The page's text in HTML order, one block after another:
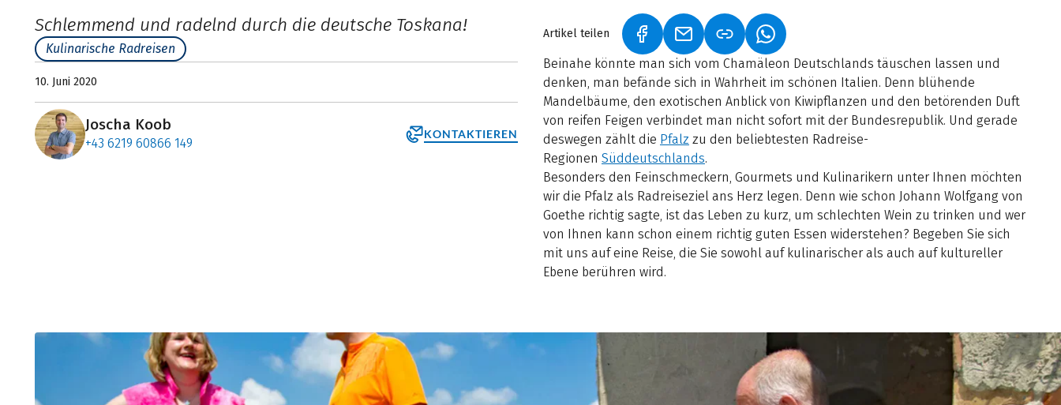
Schlemmend und radelnd durch die deutsche Toskana!
Kulinarische Radreisen
10. Juni 2020
Joscha Koob
+43 6219 60866 149
KONTAKTIEREN
Artikel teilen (LINK ÖFFNET IN NEUEM TAB)
(LINK ÖFFNET IN NEUEM TAB)
(LINK ÖFFNET IN NEUEM TAB)
Beinahe könnte man sich vom Chamäleon Deutschlands täuschen lassen und
denken, man befände sich in Wahrheit im schönen Italien. Denn blühende
Mandelbäume, den exotischen Anblick von Kiwipflanzen und den betörenden Duft
von reifen Feigen verbindet man nicht sofort mit der Bundesrepublik. Und gerade
deswegen zählt die Pfalz zu den beliebtesten Radreise-
Regionen Süddeutschlands.
Besonders den Feinschmeckern, Gourmets und Kulinarikern unter Ihnen möchten
wir die Pfalz als Radreiseziel ans Herz legen. Denn wie schon Johann Wolfgang von
Goethe richtig sagte, ist das Leben zu kurz, um schlechten Wein zu trinken und wer
von Ihnen kann schon einem richtig guten Essen widerstehen? Begeben Sie sich
mit uns auf eine Reise, die Sie sowohl auf kulinarischer als auch auf kultureller
Ebene berühren wird.